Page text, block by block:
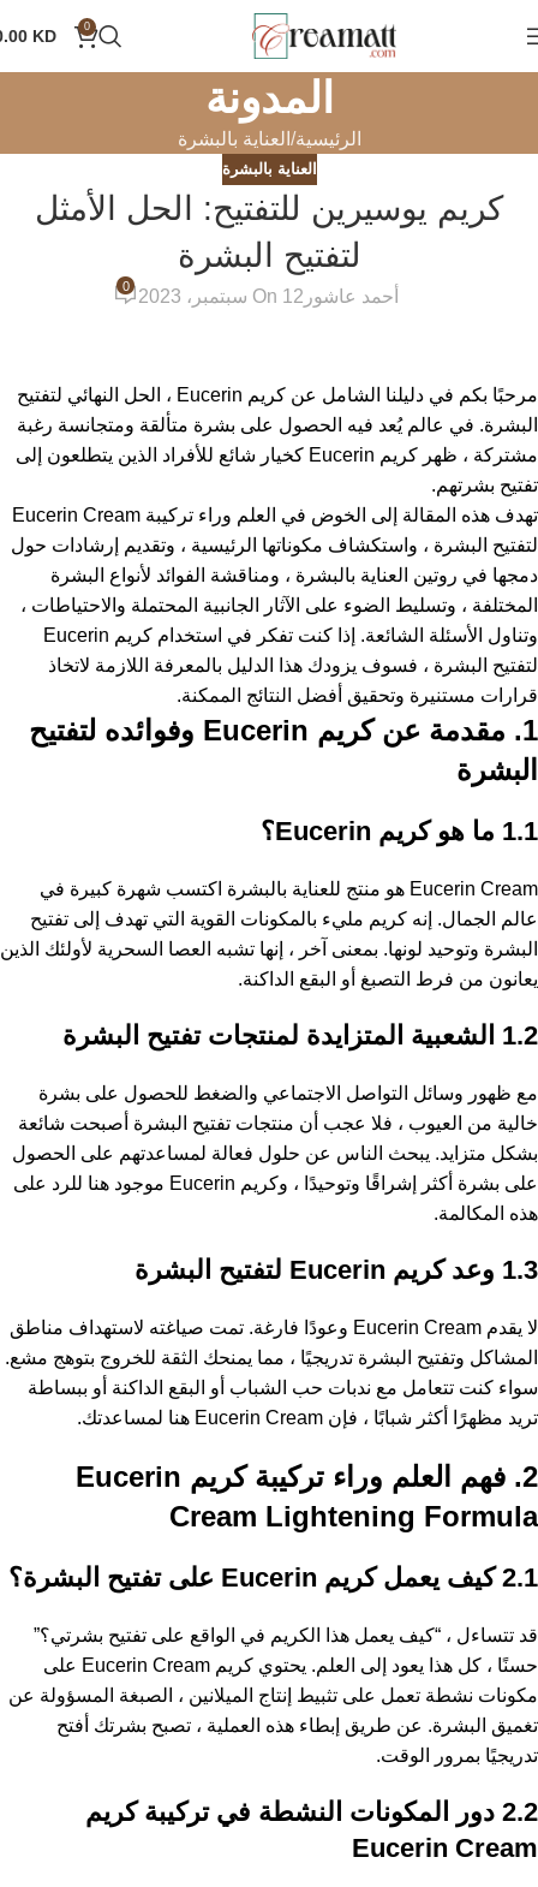
0
KD
المدونة
الرئيسية العناية بالبشرة
العناية بالبشرة
كريم يوسيرين للتفتيح: الحل الأمثل
لتفتيح البشرة
أحمد عاشور On 12 سبتمبر، 2023
0
مرحبًا بكم في دليلنا الشامل عن كريم Eucerin ، الحل النهائي لتفتيح
البشرة. في عالم يُعد فيه الحصول على بشرة متألقة ومتجانسة رغبة
مشتركة ، ظهر كريم Eucerin كخيار شائع للأفراد الذين يتطلعون إلى
تفتيح بشرتهم.
تهدف هذه المقالة إلى الخوض في العلم وراء تركيبة Eucerin Cream
لتفتيح البشرة ، واستكشاف مكوناتها الرئيسية ، وتقديم إرشادات حول
دمجها في روتين العناية بالبشرة ، ومناقشة الفوائد لأنواع البشرة
المختلفة ، وتسليط الضوء على الآثار الجانبية المحتملة والاحتياطات ،
وتناول الأسئلة الشائعة. إذا كنت تفكر في استخدام كريم Eucerin
لتفتيح البشرة ، فسوف يزودك هذا الدليل بالمعرفة اللازمة لاتخاذ
قرارات مستنيرة وتحقيق أفضل النتائج الممكنة.
1. مقدمة عن كريم Eucerin وفوائده لتفتيح
البشرة
1.1 ما هو كريم Eucerin؟
Eucerin Cream هو منتج للعناية بالبشرة اكتسب شهرة كبيرة في
عالم الجمال. إنه كريم مليء بالمكونات القوية التي تهدف إلى تفتيح
البشرة وتوحيد لونها. بمعنى آخر ، إنها تشبه العصا السحرية لأولئك الذين
يعانون من فرط التصبغ أو البقع الداكنة.
1.2 الشعبية المتزايدة لمنتجات تفتيح البشرة
مع ظهور وسائل التواصل الاجتماعي والضغط للحصول على بشرة
خالية من العيوب ، فلا عجب أن منتجات تفتيح البشرة أصبحت شائعة
بشكل متزايد. يبحث الناس عن حلول فعالة لمساعدتهم على الحصول
على بشرة أكثر إشراقًا وتوحيدًا ، وكريم Eucerin موجود هنا للرد على
هذه المكالمة.
1.3 وعد كريم Eucerin لتفتيح البشرة
لا يقدم Eucerin Cream وعودًا فارغة. تمت صياغته لاستهداف مناطق
المشاكل وتفتيح البشرة تدريجيًا ، مما يمنحك الثقة للخروج بتوهج مشع.
سواء كنت تتعامل مع ندبات حب الشباب أو البقع الداكنة أو ببساطة
تريد مظهرًا أكثر شبابًا ، فإن Eucerin Cream هنا لمساعدتك.
2. فهم العلم وراء تركيبة كريم Eucerin
Cream Lightening Formula
2.1 كيف يعمل كريم Eucerin على تفتيح البشرة؟
قد تتساءل ، “كيف يعمل هذا الكريم في الواقع على تفتيح بشرتي؟”
حسنًا ، كل هذا يعود إلى العلم. يحتوي كريم Eucerin Cream على
مكونات نشطة تعمل على تثبيط إنتاج الميلانين ، الصبغة المسؤولة عن
تغميق البشرة. عن طريق إبطاء هذه العملية ، تصبح بشرتك أفتح
تدريجيًا بمرور الوقت.
2.2 دور المكونات النشطة في تركيبة كريم
Eucerin Cream